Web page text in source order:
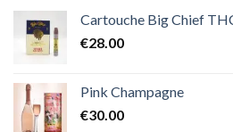
Cartouche Big Chief
€28.00
Pink Champagne
€30.00